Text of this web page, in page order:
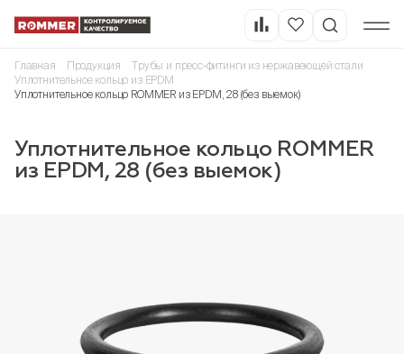
Главная Продукция
Трубы и пресс-фитинги из нержавеющей стали
Уплотнительное кольцо из EPDM
Уплотнительное кольцо ROMMER из EPDM, 28 (без выемок)
Уплотнительное кольцо ROMMER
из EPDM, 28 (без выемок)